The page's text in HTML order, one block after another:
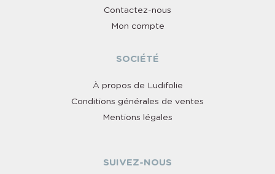
Contactez-nous
Mon compte
SOCIÉTÉ
À propos de Ludifolie
Conditions générales de ventes
Mentions légales
SUIVEZ-NOUS